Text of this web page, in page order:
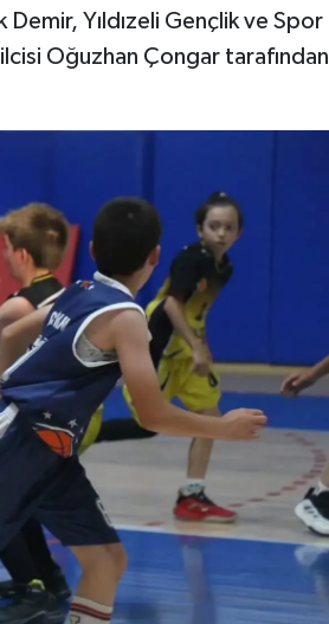
Yıldızeli Gençlik ve Spor
Oğuzhan Çongar tarafından